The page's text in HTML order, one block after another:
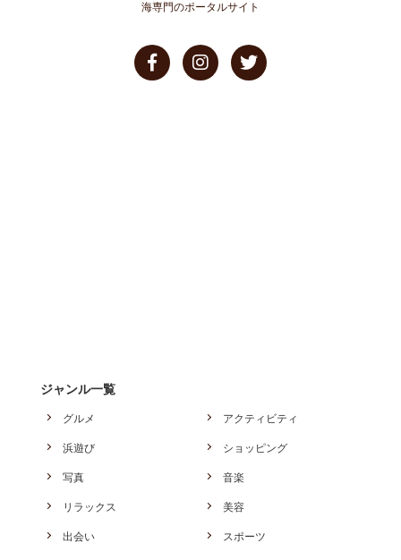
海専門のポータルサイト
ジャンル一覧
グルメ アクティビティ
浜遊び ショッピング
写真 音楽
リラックス 美容
出会い スポーツ